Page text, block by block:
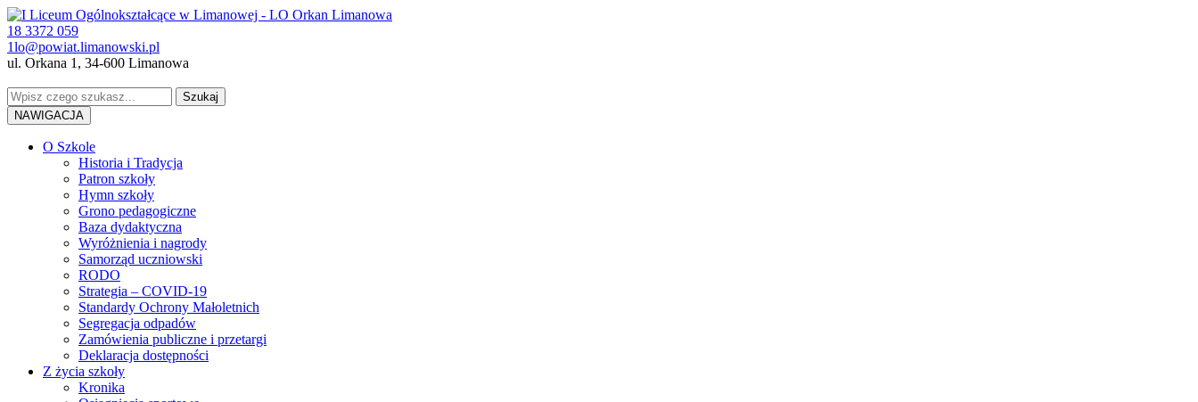
18 3372 059
1lo@powiat.limanowski.pl
ul. Orkana 1, 34-600 Limanowa
NAWIGACJA
O Szkole
Historia i Tradycja
Patron szkoły
Hymn szkoły
Grono pedagogiczne
Baza dydaktyczna
Wyróżnienia i nagrody
Samorząd uczniowski
RODO
Strategia – COVID-19
Standardy Ochrony Małoletnich
Segregacja odpadów
Zamówienia publiczne i przetargi
Deklaracja dostępności
Z życia szkoły
Kronika